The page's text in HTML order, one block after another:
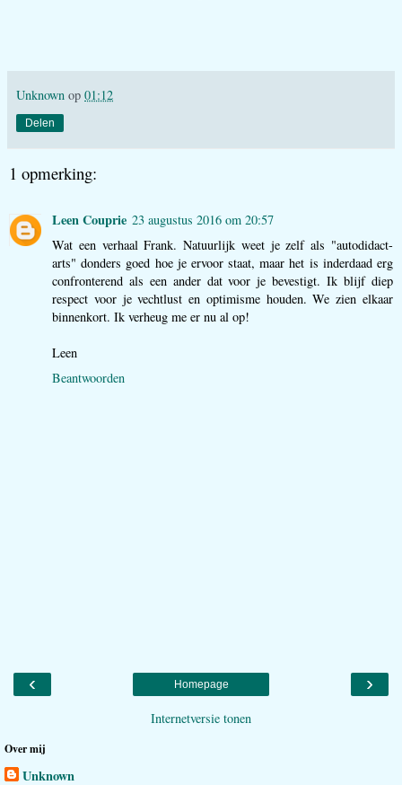
Unknown op 01:12
Delen
1 opmerking:
Leen Couprie 23 augustus 2016 om 20:57
Wat een verhaal Frank. Natuurlijk weet je zelf als "autodidact-
arts" donders goed hoe je ervoor staat, maar het is inderdaad erg
confronterend als een ander dat voor je bevestigt. Ik blijf diep
respect voor je vechtlust en optimisme houden. We zien elkaar
binnenkort. Ik verheug me er nu al op!
Leen
Beantwoorden
‹ ›
Homepage
Internetversie tonen
Over mij
Unknown